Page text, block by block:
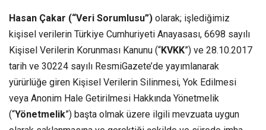
Hasan Çakar (“Veri Sorumlusu”) olarak; işlediğimiz
kişisel verilerin Türkiye Cumhuriyeti Anayasası, 6698 sayılı
Kişisel Verilerin Korunması Kanunu (“KVKK”) ve 28.10.2017
tarih ve 30224 sayılı ResmiGazete’de yayımlanarak
yürürlüğe giren Kişisel Verilerin Silinmesi, Yok Edilmesi
veya Anonim Hale Getirilmesi Hakkında Yönetmelik
(“Yönetmelik”) başta olmak üzere ilgili mevzuata uygun